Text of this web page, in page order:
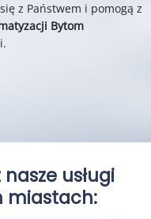
z Państwem i pomogą z
Bytom
usługi
miastach: